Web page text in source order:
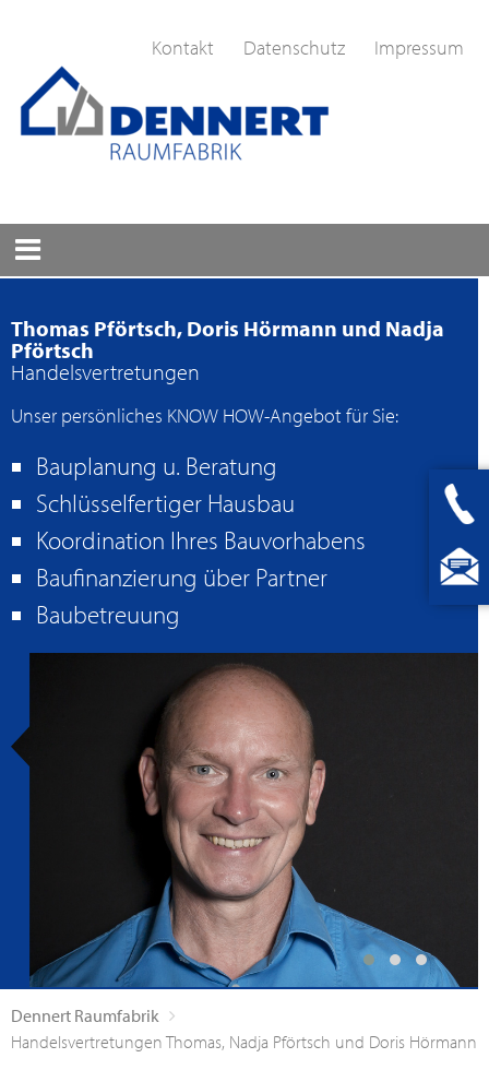
Kontakt Datenschutz Impressum
Thomas Pförtsch, Doris Hörmann und Nadja
Pförtsch
Handelsvertretungen
Unser persönliches KNOW HOW-Angebot für Sie:
Bauplanung u. Beratung
Schlüsselfertiger Hausbau
Koordination Ihres Bauvorhabens
Baufinanzierung über Partner
Baubetreuung
Dennert Raumfabrik
Handelsvertretungen Thomas, Nadja Pförtsch und Doris Hörmann